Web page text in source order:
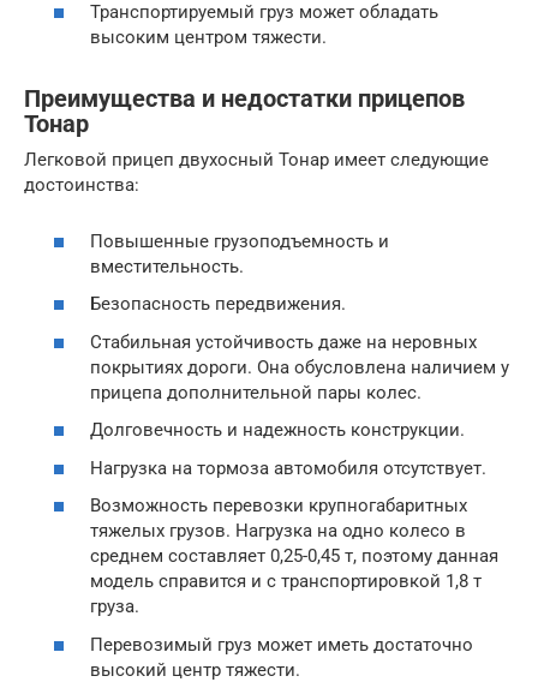
Транспортируемый груз может обладать
высоким центром тяжести.
Преимущества и недостатки прицепов
Тонар
Легковой прицеп двухосный Тонар имеет следующие
достоинства:
Повышенные грузоподъемность и
вместительность.
Безопасность передвижения.
Стабильная устойчивость даже на неровных
покрытиях дороги. Она обусловлена наличием у
прицепа дополнительной пары колес.
Долговечность и надежность конструкции.
Нагрузка на тормоза автомобиля отсутствует.
Возможность перевозки крупногабаритных
тяжелых грузов. Нагрузка на одно колесо в
среднем составляет 0,25-0,45 т, поэтому данная
модель справится и с транспортировкой 1,8 т
груза.
Перевозимый груз может иметь достаточно
высокий центр тяжести.